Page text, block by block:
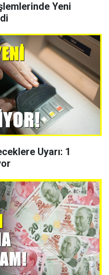
Yeni
Uyarı: 1